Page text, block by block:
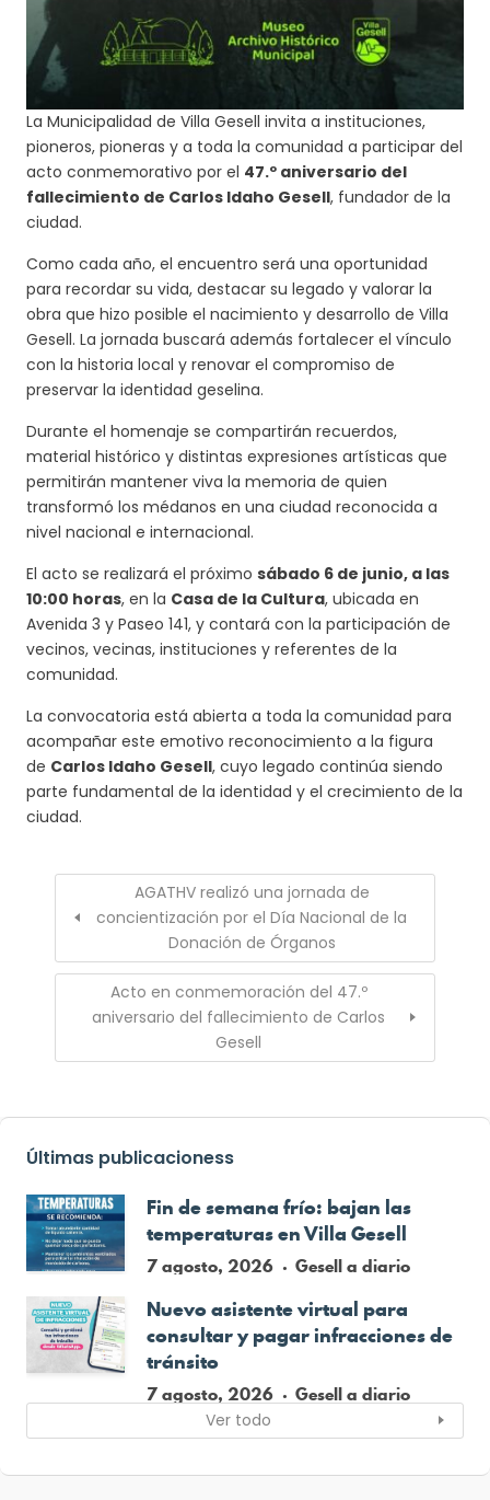
La Municipalidad de Villa Gesell invita a instituciones,
pioneros, pioneras y a toda la comunidad a participar del
acto conmemorativo por el 47.º aniversario del
fallecimiento de Carlos Idaho Gesell, fundador de la
ciudad.
Como cada año, el encuentro será una oportunidad
para recordar su vida, destacar su legado y valorar la
obra que hizo posible el nacimiento y desarrollo de Villa
Gesell. La jornada buscará además fortalecer el vínculo
con la historia local y renovar el compromiso de
preservar la identidad geselina.
Durante el homenaje se compartirán recuerdos,
material histórico y distintas expresiones artísticas que
permitirán mantener viva la memoria de quien
transformó los médanos en una ciudad reconocida a
nivel nacional e internacional.
El acto se realizará el próximo sábado 6 de junio, a las
10:00 horas, en la Casa de la Cultura, ubicada en
Avenida 3 y Paseo 141, y contará con la participación de
vecinos, vecinas, instituciones y referentes de la
comunidad.
La convocatoria está abierta a toda la comunidad para
acompañar este emotivo reconocimiento a la figura
de Carlos Idaho Gesell, cuyo legado continúa siendo
parte fundamental de la identidad y el crecimiento de la
ciudad.
AGATHV realizó una jornada de
concientización por el Día Nacional de la
Donación de Órganos
Acto en conmemoración del 47.º
aniversario del fallecimiento de Carlos
Gesell
Últimas publicacioness
Fin de semana frío: bajan las
temperaturas en Villa Gesell
7 agosto, 2026 Gesell a diario
Nuevo asistente virtual para
consultar y pagar infracciones de
tránsito
7 agosto, 2026 Gesell a diario
Ver todo